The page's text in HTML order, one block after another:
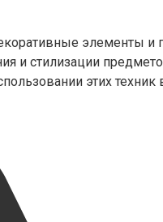
элементы и
и стилизации
этих